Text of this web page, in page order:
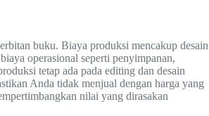
buku. Biaya produksi mencakup desain
operasional seperti penyimpanan,
tetap ada pada editing dan desain
Anda tidak menjual dengan harga yang
nilai yang dirasakan